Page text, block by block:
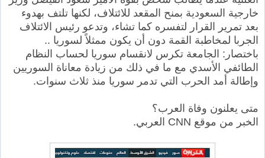
خارجية السعودية بمنح المقعد للائتلاف، لكنها تلتف بهدوء
بعد تمرير القرار لتفسره كما تشاء، وتدعو رئيس الائتلاف
الجربا لمخاطبة القمة دون أن يكون ممثلاً لسوريا ..
باختصار: الجامعة تكرس لانقسام سوريا لحساب النظام
الطائفي الأسدي مع ما في ذلك من زيادة معاناة السوريين
وإطالة أمد الحرب التي تدمر سوريا منذ ثلاث سنوات.
متى يعلنون وفاة العرب؟
الخبر من موقع CNN العربي.